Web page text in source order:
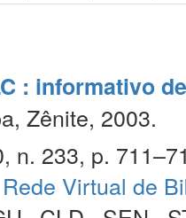
: informativo
Zênite, 2003.
n. 233, p.
Rede Virtual de